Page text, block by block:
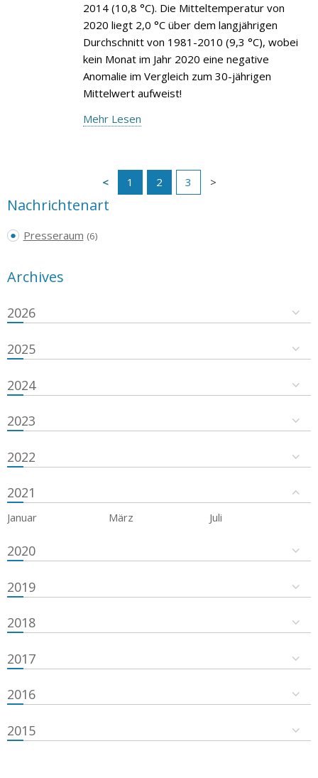
2014 (10,8 °C). Die Mitteltemperatur von
2020 liegt 2,0 °C über dem langjährigen
Durchschnitt von 1981-2010 (9,3 °C), wobei
kein Monat im Jahr 2020 eine negative
Anomalie im Vergleich zum 30-jährigen
Mittelwert aufweist!
Mehr Lesen
1 2 3
Nachrichtenart
Presseraum (6)
Archives
2026
2025
2024
2023
2022
2021
Januar März Juli
2020
2019
2018
2017
2016
2015